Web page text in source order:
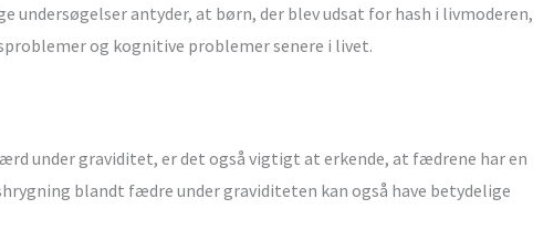
undersøgelser antyder, at børn, der blev udsat for hash i livmoderen,
og kognitive problemer senere i livet.
under graviditet, er det også vigtigt at erkende, at fædrene har en
blandt fædre under graviditeten kan også have betydelige